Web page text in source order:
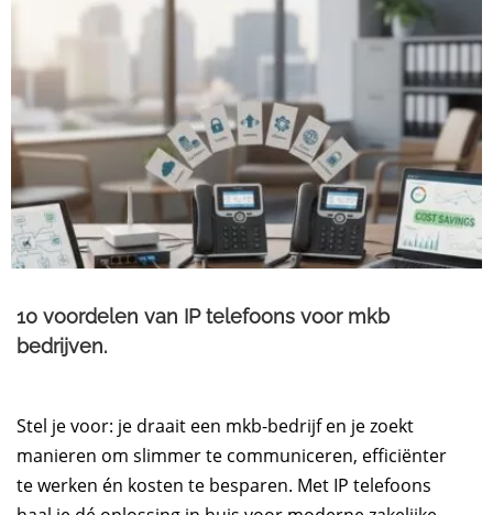
10 voordelen van IP telefoons voor mkb
bedrijven.
Stel je voor: je draait een mkb-bedrijf en je zoekt
manieren om slimmer te communiceren, efficiënter
te werken én kosten te besparen. Met IP telefoons